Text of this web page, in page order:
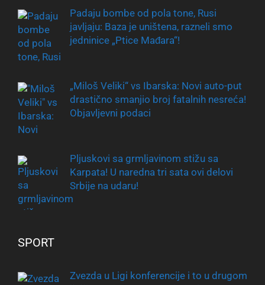
Padaju bombe od pola tone, Rusi
javljaju: Baza je uništena, razneli smo
jedninice „Ptice Mađara“!
„Miloš Veliki“ vs Ibarska: Novi auto-put
drastično smanjio broj fatalnih nesreća!
Objavljevni podaci
Pljuskovi sa grmljavinom stižu sa
Karpata! U naredna tri sata ovi delovi
Srbije na udaru!
SPORT
Zvezda u Ligi konferencije i to u drugom